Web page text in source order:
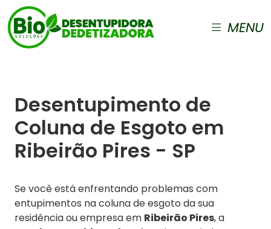
MENU
Desentupimento de
Coluna de Esgoto em
Ribeirão Pires - SP
Se você está enfrentando problemas com
entupimentos na coluna de esgoto da sua
residência ou empresa em Ribeirão Pires, a